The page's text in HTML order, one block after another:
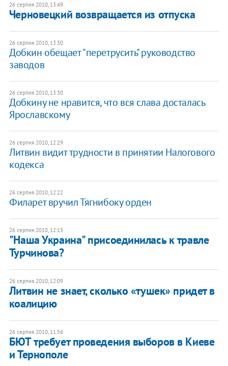
26 серпня 2010, 13:49
Черновецкий возвращается из отпуска
26 серпня 2010, 13:30
Добкин обещает "перетрусить" руководство
заводов
26 серпня 2010, 13:30
Добкину не нравится, что вся слава досталась
Ярославскому
26 серпня 2010, 12:29
Литвин видит трудности в принятии Налогового
кодекса
26 серпня 2010, 12:22
Филарет вручил Тягнибоку орден
26 серпня 2010, 12:13
"Наша Украина" присоединилась к травле
Турчинова?
26 серпня 2010, 12:09
Литвин не знает, сколько «тушек» придет в
коалицию
26 серпня 2010, 11:56
БЮТ требует проведения выборов в Киеве
и Тернополе